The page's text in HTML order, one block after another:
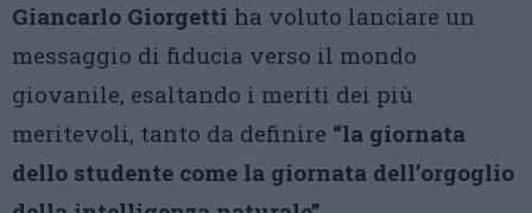
Giancarlo Giorgetti ha voluto lanciare un
messaggio di fiducia verso il mondo
giovanile, esaltando i meriti dei più
meritevoli, tanto da definire “la giornata
dello studente come la giornata dell’orgoglio